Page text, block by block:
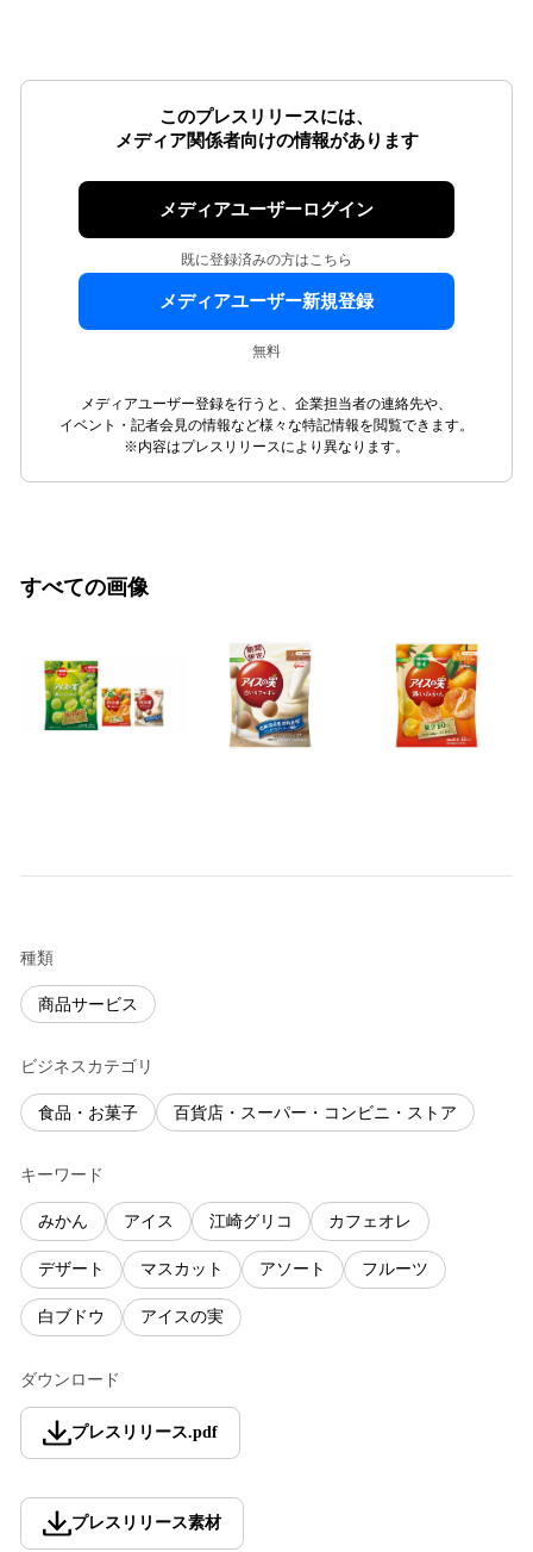
このプレスリリースには、
メディア関係者向けの情報があります
メディアユーザーログイン
既に登録済みの方はこちら
メディアユーザー新規登録
無料
メディアユーザー登録を行うと、企業担当者の連絡先や、
イベント・記者会見の情報など様々な特記情報を閲覧できます。
※内容はプレスリリースにより異なります。
すべての画像
種類
商品サービス
ビジネスカテゴリ
食品・お菓子 百貨店・スーパー・コンビニ・ストア
キーワード
みかん アイス 江崎グリコ カフェオレ
デザート マスカット アソート フルーツ
白ブドウ アイスの実
ダウンロード
プレスリリース.pdf
プレスリリース素材